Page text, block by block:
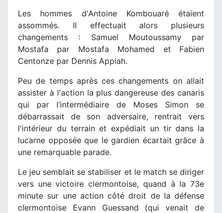
Les hommes d'Antoine Kombouaré étaient
assommés. Il effectuait alors plusieurs
changements : Samuel Moutoussamy par
Mostafa par Mostafa Mohamed et Fabien
Centonze par Dennis Appiah.
Peu de temps après ces changements on allait
assister à l'action la plus dangereuse des canaris
qui par l’intermédiaire de Moses Simon se
débarrassait de son adversaire, rentrait vers
l'intérieur du terrain et expédiait un tir dans la
lucarne opposée que le gardien écartait grâce à
une remarquable parade.
Le jeu semblait se stabiliser et le match se diriger
vers une victoire clermontoise, quand à la 73e
minute sur une action côté droit de la défense
clermontoise Evann Guessand (qui venait de